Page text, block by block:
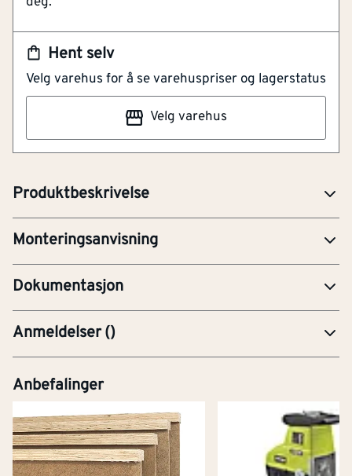
Hent selv
Velg varehus for å se varehuspriser og lagerstatus
Velg varehus
Produktbeskrivelse
Lav vekt
I-bjelken har LVL-flens
Forenkler byggeprosessen
Teknisk godkjenning fra SINTEF
Hunton i-bjelke sj60/400/9000 mm i-bjelke med lvl i
flensen. Hunton I-Bjelken er miljøvennlige, formstabile
Monteringsanvisning
Last ned monteringsanvisning
Dokumentasjon
EPD-Miljødeklarasjon
ETA-Europeisk Teknisk Bedømmelse
FDV-Forvaltning, drift og vedlikehold
YTE-Ytelseserklæring (CE-merking)
Anmeldelser()
Anbefalinger